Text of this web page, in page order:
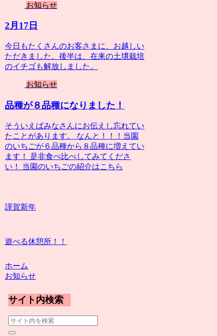
お知らせ
2月17日
今日もたくさんのお客さまに、お越しい
ただきました。後半は、在来の土壌栽培
のイチゴも解放しました。
お知らせ
品種が８品種になりました！
そういえばみなさんにお伝えし忘れてい
たことがあります。 なんと！！！当園
のいちごが６品種から８品種に増えてい
ます！ 是非食べ比べしてみてくださ
い！ 当園のいちごの紹介はこちら
謹賀新年
遊べる休憩所！！
ホーム
お知らせ
サイト内検索